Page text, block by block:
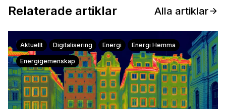
Relaterade artiklar Alla artiklar
Aktuellt Digitalisering Energi Energi Hemma
Energigemenskap